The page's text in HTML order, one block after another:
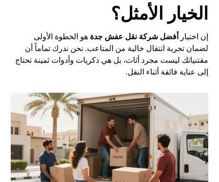
الخيار الأمثل؟
إن اختيار أفضل شركة نقل عفش جدة هو الخطوة الأولى
لضمان تجربة انتقال خالية من المتاعب. نحن ندرك تماماً أن
مقتنياتك ليست مجرد أثاث، بل هي ذكريات وأدوات ثمينة تحتاج
إلى عناية فائقة أثناء النقل.